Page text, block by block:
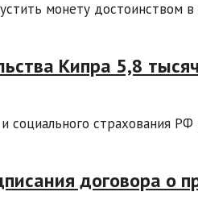
монету достоинством в
Кипра 5,8
социального страхования
договора о